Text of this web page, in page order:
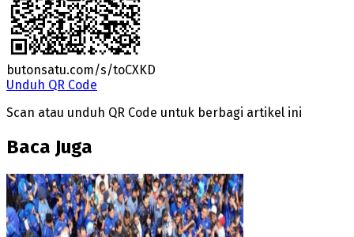
butonsatu.com/s/toCXKD
Unduh QR Code
Scan atau unduh QR Code untuk berbagi artikel ini
Baca Juga